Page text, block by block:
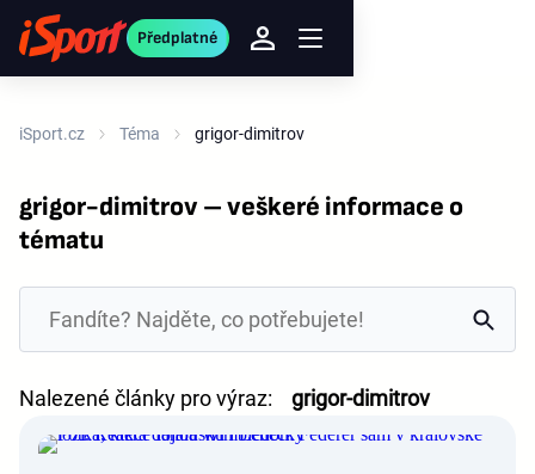
Předplatné
iSport.cz Téma grigor-dimitrov
grigor-dimitrov – veškeré informace o
tématu
Nalezené články pro výraz: grigor-dimitrov